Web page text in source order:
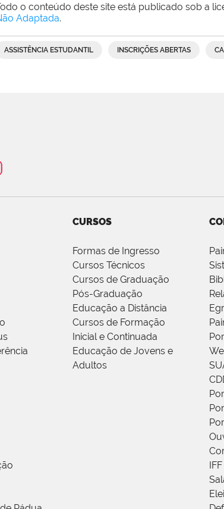
o conteúdo deste site está publicado sob a
Adaptada.
ASSISTÊNCIA ESTUDANTIL INSCRIÇÕES ABERTAS
CURSOS
Formas de Ingresso
Cursos Técnicos
Cursos de Graduação
Pós-Graduação
Educação a Distância
Cursos de Formação
Inicial e Continuada
Educação de Jovens e
Adultos